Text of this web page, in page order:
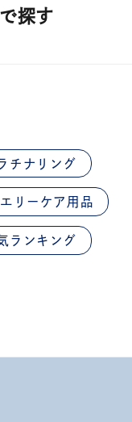
探す
チナリング
リーケア用品
ランキング